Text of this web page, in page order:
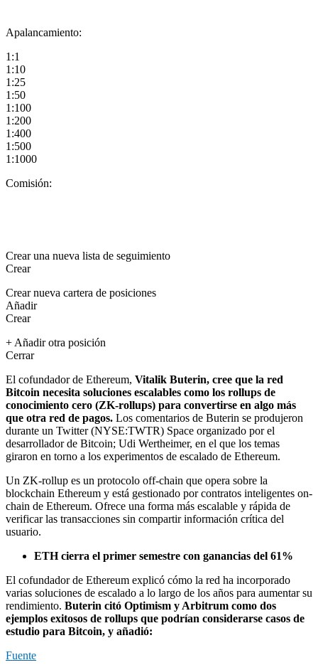
Apalancamiento:
1:1
1:10
1:25
1:50
1:100
1:200
1:400
1:500
1:1000
Comisión:
Crear una nueva lista de seguimiento
Crear
Crear nueva cartera de posiciones
Añadir
Crear
+ Añadir otra posición
Cerrar
El cofundador de Ethereum, Vitalik Buterin, cree que la red
Bitcoin necesita soluciones escalables como los rollups de
conocimiento cero (ZK-rollups) para convertirse en algo más
que otra red de pagos. Los comentarios de Buterin se produjeron
durante un Twitter (NYSE:TWTR) Space organizado por el
desarrollador de Bitcoin; Udi Wertheimer, en el que los temas
giraron en torno a los experimentos de escalado de Ethereum.
Un ZK-rollup es un protocolo off-chain que opera sobre la
blockchain Ethereum y está gestionado por contratos inteligentes on-
chain de Ethereum. Ofrece una forma más escalable y rápida de
verificar las transacciones sin compartir información crítica del
usuario.
ETH cierra el primer semestre con ganancias del 61%
El cofundador de Ethereum explicó cómo la red ha incorporado
varias soluciones de escalado a lo largo de los años para aumentar su
rendimiento. Buterin citó Optimism y Arbitrum como dos
ejemplos exitosos de rollups que podrían considerarse casos de
estudio para Bitcoin, y añadió:
Fuente